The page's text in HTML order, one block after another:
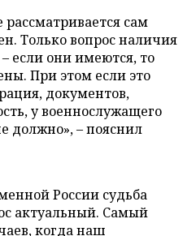
сам
Только вопрос наличия
если они имеются, то
При этом если это
документов,
у военнослужащего
должно», – пояснил
России судьба
актуальный. Самый
когда наш